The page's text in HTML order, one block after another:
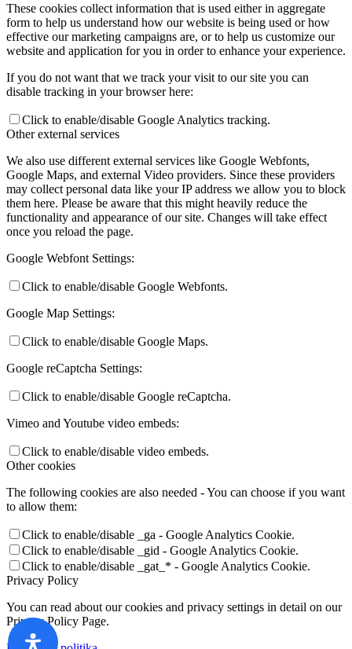
These cookies collect information that is used either in aggregate
form to help us understand how our website is being used or how
effective our marketing campaigns are, or to help us customize our
website and application for you in order to enhance your experience.
If you do not want that we track your visit to our site you can
disable tracking in your browser here:
Click to enable/disable Google Analytics tracking.
Other external services
We also use different external services like Google Webfonts,
Google Maps, and external Video providers. Since these providers
may collect personal data like your IP address we allow you to block
them here. Please be aware that this might heavily reduce the
functionality and appearance of our site. Changes will take effect
once you reload the page.
Google Webfont Settings:
Click to enable/disable Google Webfonts.
Google Map Settings:
Click to enable/disable Google Maps.
Google reCaptcha Settings:
Click to enable/disable Google reCaptcha.
Vimeo and Youtube video embeds:
Click to enable/disable video embeds.
Other cookies
The following cookies are also needed - You can choose if you want
to allow them:
Click to enable/disable _ga - Google Analytics Cookie.
Click to enable/disable _gid - Google Analytics Cookie.
Click to enable/disable _gat_* - Google Analytics Cookie.
Privacy Policy
You can read about our cookies and privacy settings in detail on our
Privacy Policy Page.